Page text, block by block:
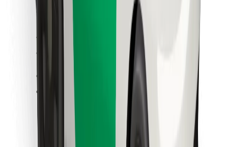
Lataa Bolt-sovellus
Löydä lempiruokasi!
Lataa Bolt Food -sovellus